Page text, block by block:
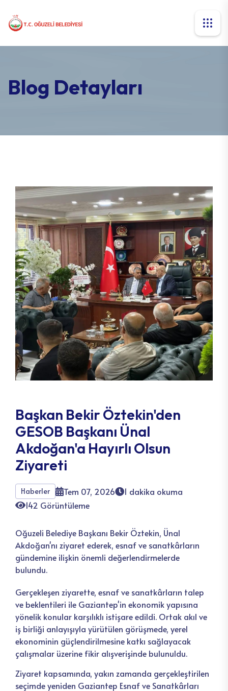
Blog Detayları
Başkan Bekir Öztekin'den
GESOB Başkanı Ünal
Akdoğan'a Hayırlı Olsun
Ziyareti
Haberler Tem 07, 2026
1 dakika okuma
142 Görüntüleme
Oğuzeli Belediye Başkanı Bekir Öztekin, Ünal
Akdoğan'nı ziyaret ederek, esnaf ve sanatkârların
gündemine ilişkin önemli değerlendirmelerde
bulundu.
Gerçekleşen ziyarette, esnaf ve sanatkârların talep
ve beklentileri ile Gaziantep'in ekonomik yapısına
yönelik konular karşılıklı istişare edildi. Ortak akıl ve
iş birliği anlayışıyla yürütülen görüşmede, yerel
ekonominin güçlendirilmesine katkı sağlayacak
çalışmalar üzerine fikir alışverişinde bulunuldu.
Ziyaret kapsamında, yakın zamanda gerçekleştirilen
seçimde yeniden Gaziantep Esnaf ve Sanatkârları